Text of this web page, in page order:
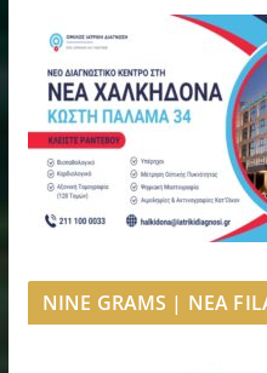
NINE GRAMS | NEA